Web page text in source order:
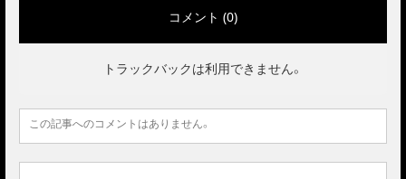
コメント (0)
トラックバックは利用できません。
この記事へのコメントはありません。